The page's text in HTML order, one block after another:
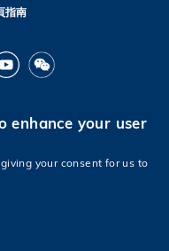
指南
Wechat
enhance your user
your consent for us to